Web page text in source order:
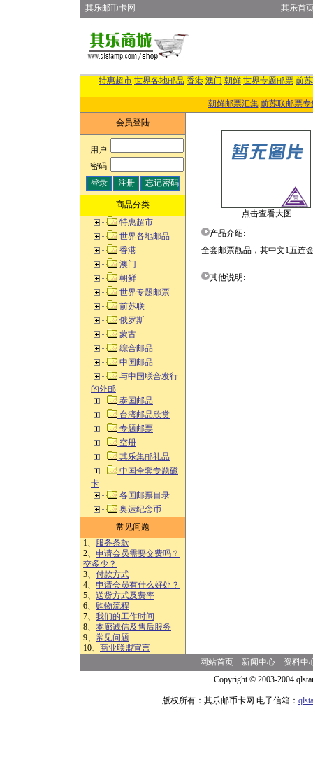
其乐邮币卡网 其乐首
特惠超市 世界各地邮品 香港 澳门 朝鲜 世界专题邮票 前
朝鲜邮票汇集 前苏联邮票专
会员登陆
用户:
密码:
商品分类
特惠超市
世界各地邮品
香港
澳门
朝鲜
世界专题邮票
前苏联
俄罗斯
蒙古
综合邮品
中国邮品
与中国联合发行
的外邮
泰国邮品
台湾邮品欣赏
专题邮票
空册
其乐集邮礼品
中国全套专题磁
卡
各国邮票目录
奥运纪念币
常见问题
1、 服务条款
2、 申请会员需要交费吗？
交多少？
3、 付款方式
4、 申请会员有什么好处？
5、 送货方式及费率
6、 购物流程
7、 我们的工作时间
8、 本廊诚信及售后服务
9、 常见问题
10、 商业联盟宣言
点击查看大图
产品介绍:
全套邮票靓品，其中文1五连
其他说明:
网站首页 新闻中心
资料中
Copyright © 2003-2004
版权所有：其乐邮币卡网 电子信箱：